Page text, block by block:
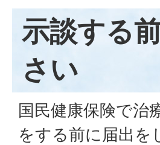
示談する
さい
国民健康保険で治
をする前に届出を